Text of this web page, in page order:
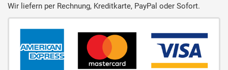
Wir liefern per Rechnung, Kreditkarte, PayPal oder Sofort.